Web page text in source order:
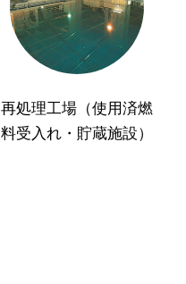
再処理工場（使用済燃
料受入れ・貯蔵施設）